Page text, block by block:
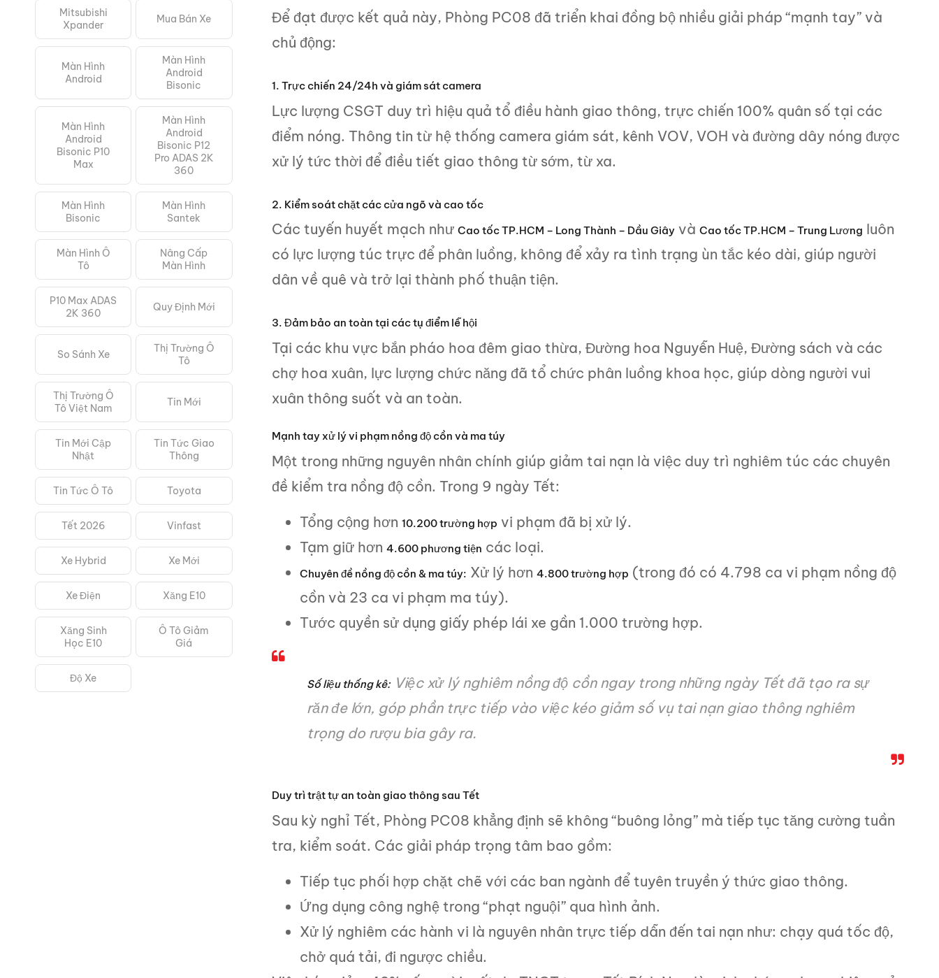
Mitsubishi
Xpander
Mua Bán Xe
Màn Hình
Android
Màn Hình
Android
Bisonic
Màn Hình
Android
Bisonic P10
Max
Màn Hình
Android
Bisonic P12
Pro ADAS 2K
360
Màn Hình
Bisonic
Màn Hình
Santek
Màn Hình Ô
Tô
Nâng Cấp
Màn Hình
P10 Max ADAS
2K 360
Quy Định Mới
So Sánh Xe
Thị Trường Ô
Tô
Thị Trường Ô
Tô Việt Nam
Tin Mới
Tin Mới Cập
Nhật
Tin Tức Giao
Thông
Tin Tức Ô Tô Toyota
Tết 2026 Vinfast
Xe Hybrid Xe Mới
Xe Điện Xăng E10
Xăng Sinh
Học E10
Ô Tô Giảm
Giá
Độ Xe
Để đạt được kết quả này, Phòng PC08 đã triển khai đồng bộ nhiều giải pháp “mạnh tay” và
chủ động:
1. Trực chiến 24/24h và giám sát camera
Lực lượng CSGT duy trì hiệu quả tổ điều hành giao thông, trực chiến 100% quân số tại các
điểm nóng. Thông tin từ hệ thống camera giám sát, kênh VOV, VOH và đường dây nóng được
xử lý tức thời để điều tiết giao thông từ sớm, từ xa.
2. Kiểm soát chặt các cửa ngõ và cao tốc
Các tuyến huyết mạch như Cao tốc TP.HCM – Long Thành – Dầu Giâyvà Cao tốc TP.HCM – Trung Lương luôn
có lực lượng túc trực để phân luồng, không để xảy ra tình trạng ùn tắc kéo dài, giúp người
dân về quê và trở lại thành phố thuận tiện.
3. Đảm bảo an toàn tại các tụ điểm lễ hội
Tại các khu vực bắn pháo hoa đêm giao thừa, Đường hoa Nguyễn Huệ, Đường sách và các
chợ hoa xuân, lực lượng chức năng đã tổ chức phân luồng khoa học, giúp dòng người vui
xuân thông suốt và an toàn.
Mạnh tay xử lý vi phạm nồng độ cồn và ma túy
Một trong những nguyên nhân chính giúp giảm tai nạn là việc duy trì nghiêm túc các chuyên
đề kiểm tra nồng độ cồn. Trong 9 ngày Tết:
Tổng cộng hơn 10.200 trường hợp vi phạm đã bị xử lý.
Tạm giữ hơn 4.600 phương tiện các loại.
Chuyên đề nồng độ cồn & ma túy: Xử lý hơn 4.800 trường hợp (trong đó có 4.798 ca vi phạm nồng độ
cồn và 23 ca vi phạm ma túy).
Tước quyền sử dụng giấy phép lái xe gần 1.000 trường hợp.
Số liệu thống kê:Việc xử lý nghiêm nồng độ cồn ngay trong những ngày Tết đã tạo ra sự
răn đe lớn, góp phần trực tiếp vào việc kéo giảm số vụ tai nạn giao thông nghiêm
trọng do rượu bia gây ra.
Duy trì trật tự an toàn giao thông sau Tết
Sau kỳ nghỉ Tết, Phòng PC08 khẳng định sẽ không “buông lỏng” mà tiếp tục tăng cường tuần
tra, kiểm soát. Các giải pháp trọng tâm bao gồm:
Tiếp tục phối hợp chặt chẽ với các ban ngành để tuyên truyền ý thức giao thông.
Ứng dụng công nghệ trong “phạt nguội” qua hình ảnh.
Xử lý nghiêm các hành vi là nguyên nhân trực tiếp dẫn đến tai nạn như: chạy quá tốc độ,
chở quá tải, đi ngược chiều.